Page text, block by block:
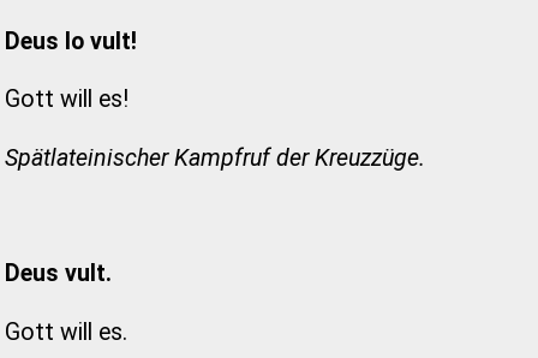
Deus lo vult!
Gott will es!
Spätlateinischer Kampfruf der Kreuzzüge.
Deus vult.
Gott will es.